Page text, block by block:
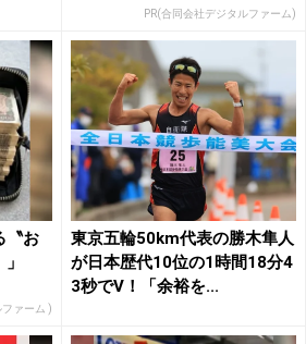
PR(合同会社デジタルファーム)
〝お
ァーム )
東京五輪50km代表の勝木隼人
が日本歴代10位の1時間18分4
3秒でV！「余裕を...